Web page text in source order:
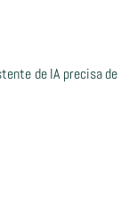
de IA precisa de